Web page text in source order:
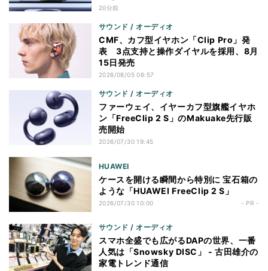
20分前
サウンド / オーディオ
CMF、カフ型イヤホン「Clip Pro」発
表 3点支持と操作ダイヤルを採用、8月
15日発売
2026/08/05 06:57
サウンド / オーディオ
ファーウェイ、イヤーカフ型旗艦イヤホ
ン「FreeClip 2 S」のMakuake先行販
売開始
2026/07/30 19:45
HUAWEI
ケースを開ける瞬間から特別に 宝石箱の
ような「HUAWEI FreeClip 2 S」
2026/07/30 10:00 - PR -
サウンド / オーディオ
スマホ全盛でも広がるDAPの世界、一番
人気は「Snowsky DISC」 - 古田雄介の
家電トレンド通信